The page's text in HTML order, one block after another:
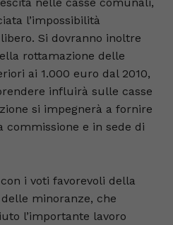
l’impossibilità
Si dovranno inoltre
rottamazione delle
ai 1.000 euro dal 2010,
influirà sulle casse
si impegnerà a fornire
e in sede di
i voti favorevoli della
minoranze, che
l’importante lavoro